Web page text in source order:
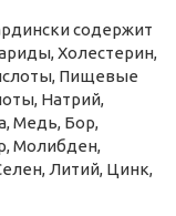
содержит
Холестерин,
Пищевые
Натрий,
Медь, Бор,
Молибден,
Литий, Цинк,